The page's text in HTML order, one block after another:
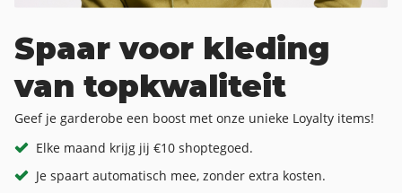
Spaar voor kleding
van topkwaliteit
Geef je garderobe een boost met onze unieke Loyalty items!
Elke maand krijg jij €10 shoptegoed.
Je spaart automatisch mee, zonder extra kosten.